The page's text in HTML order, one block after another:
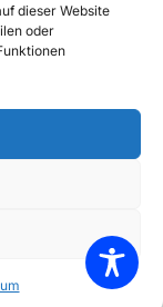
dieser Website
oder